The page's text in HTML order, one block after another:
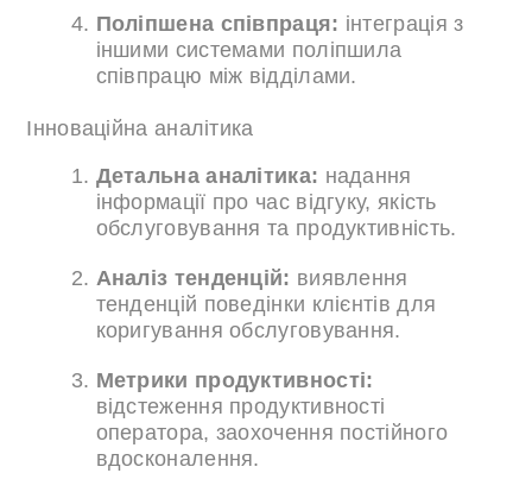
Поліпшена співпраця: інтеграція з
іншими системами поліпшила
співпрацю між відділами.
Інноваційна аналітика
Детальна аналітика: надання
інформації про час відгуку, якість
обслуговування та продуктивність.
Аналіз тенденцій: виявлення
тенденцій поведінки клієнтів для
коригування обслуговування.
Метрики продуктивності:
відстеження продуктивності
оператора, заохочення постійного
вдосконалення.